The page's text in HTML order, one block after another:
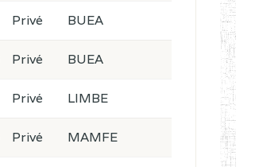
Privé BUEA
Privé BUEA
Privé LIMBE
Privé MAMFE